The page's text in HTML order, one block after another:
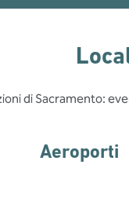
di Sacramento:
Aeroporti